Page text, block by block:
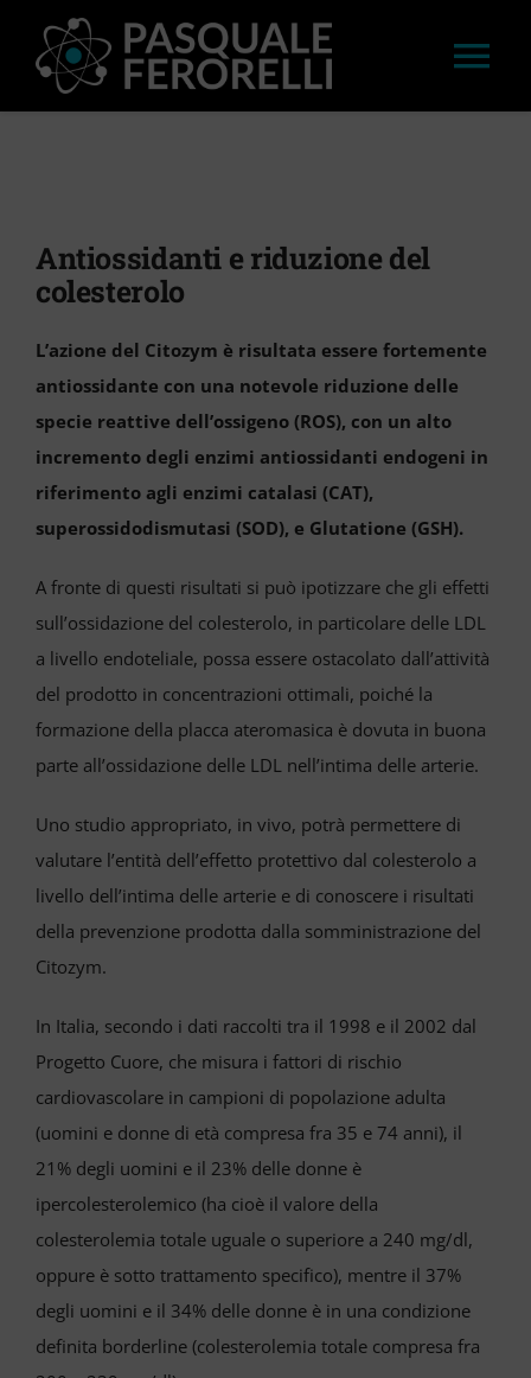
contenuto
APPROFONDIMENTI
STAMPA
CONVEGNI E WORKSHOP
VIDEO
Antiossidanti e riduzione del
colesterolo
L’azione del Citozym è risultata essere fortemente
antiossidante con una notevole riduzione delle
specie reattive dell’ossigeno (ROS), con un alto
incremento degli enzimi antiossidanti endogeni in
riferimento agli enzimi catalasi (CAT),
superossidodismutasi (SOD), e Glutatione (GSH).
A fronte di questi risultati si può ipotizzare che gli effetti
sull’ossidazione del colesterolo, in particolare delle LDL
a livello endoteliale, possa essere ostacolato dall’attività
del prodotto in concentrazioni ottimali, poiché la
formazione della placca ateromasica è dovuta in buona
parte all’ossidazione delle LDL nell’intima delle arterie.
Uno studio appropriato, in vivo, potrà permettere di
valutare l’entità dell’effetto protettivo dal colesterolo a
livello dell’intima delle arterie e di conoscere i risultati
della prevenzione prodotta dalla somministrazione del
Citozym.
In Italia, secondo i dati raccolti tra il 1998 e il 2002 dal
Progetto Cuore, che misura i fattori di rischio
cardiovascolare in campioni di popolazione adulta
(uomini e donne di età compresa fra 35 e 74 anni), il
21% degli uomini e il 23% delle donne è
ipercolesterolemico (ha cioè il valore della
colesterolemia totale uguale o superiore a 240 mg/dl,
oppure è sotto trattamento specifico), mentre il 37%
degli uomini e il 34% delle donne è in una condizione
definita borderline (colesterolemia totale compresa fra